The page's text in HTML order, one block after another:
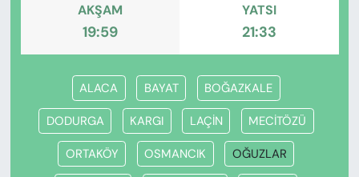
AKŞAM
19:59
YATSI
21:33
ALACA BAYAT BOĞAZKALE
DODURGA KARGI LAÇİN MECİTÖZÜ
ORTAKÖY OSMANCIK OĞUZLAR
VAN VE DİYARBAKIR HABERLERİ